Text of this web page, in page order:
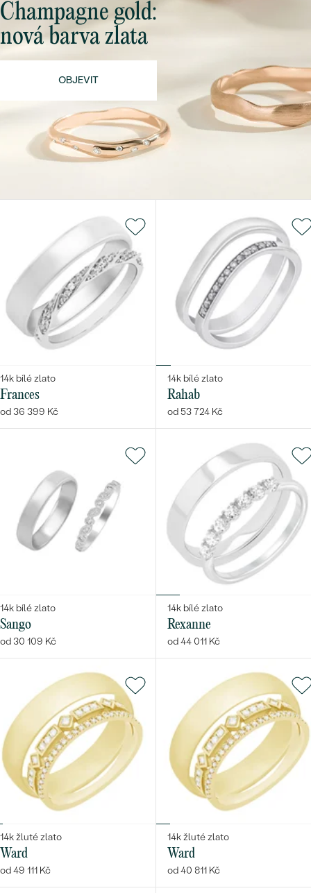
Champagne gold:
nová barva zlata
OBJEVIT
14k bílé zlato
Frances
od 36 399 Kč
14k bílé zlato
Rahab
od 53 724 Kč
14k bílé zlato
Sango
od 30 109 Kč
14k bílé zlato
Rexanne
od 44 011 Kč
14k žluté zlato
Ward
od 49 111 Kč
14k žluté zlato
Ward
od 40 811 Kč